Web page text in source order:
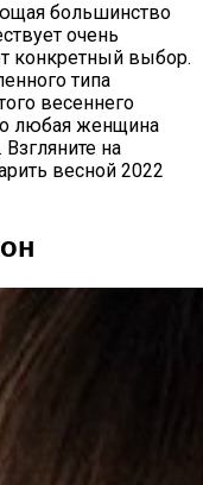
большинство
очень
конкретный выбор.
типа
весеннего
любая женщина
Взгляните на
весной 2022